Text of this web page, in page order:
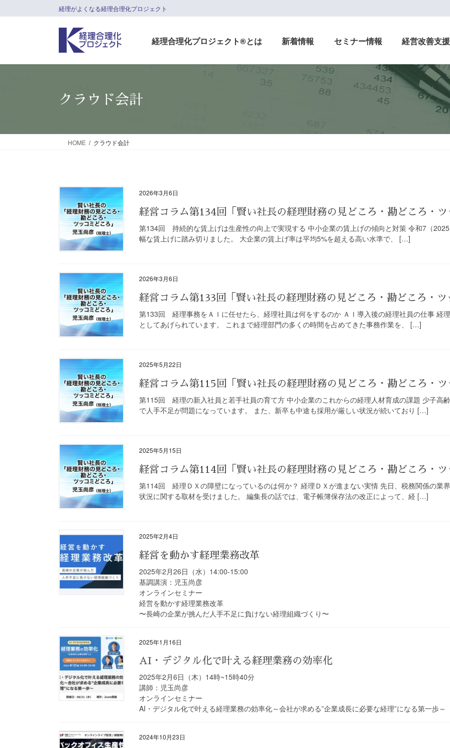
ン
に
ビ
ョ
経理がよくなる経理合理化プロジェクト
経理合理化プロジェクト®とは 新着情報 セミナー情報 経営改善支援
クラウド会計
HOME クラウド会計
2026年3月6日
経営コラム第134回「賢い社長の経理財務の見どころ・勘どころ・ツ
第134回 持続的な賃上げは生産性の向上で実現する 中小企業の賃上げの傾向と対策 令和7（
幅な賃上げに踏み切りました。 大企業の賃上げ率は平均5%を超える高い水準で、 […]
2026年3月6日
経営コラム第133回「賢い社長の経理財務の見どころ・勘どころ・ツ
第133回 経理事務をＡＩに任せたら、経理社員は何をするのか ＡＩ導入後の経理社員の仕事 経
としてあげられています。 これまで経理部門の多くの時間を占めてきた事務作業を、 […]
2025年5月22日
経営コラム第115回「賢い社長の経理財務の見どころ・勘どころ・ツ
第115回 経理の新入社員と若手社員の育て方 中小企業のこれからの経理人材育成の課題 少子高
で人手不足が問題になっています。 また、新卒も中途も採用が厳しい状況が続いており […]
2025年5月15日
経営コラム第114回「賢い社長の経理財務の見どころ・勘どころ・ツ
第114回 経理ＤＸの障壁になっているのは何か？ 経理ＤＸが進まない実情 先日、税務関係の業
状況に関する取材を受けました。 編集長の話では、電子帳簿保存法の改正によって、経 […]
2025年2月4日
経営を動かす経理業務改革
2025年2月26日（水）14:00-15:00
基調講演：児玉尚彦
オンラインセミナー
経営を動かす経理業務改革
〜長崎の企業が挑んだ人手不足に負けない経理組織づくり〜
2025年1月16日
AI・デジタル化で叶える経理業務の効率化
2025年2月6日（木）14時~15時40分
講師：児玉尚彦
オンラインセミナー
AI・デジタル化で叶える経理業務の効率化～会社が求める”企業成長に必要な経理”になる第一歩～
2024年10月23日